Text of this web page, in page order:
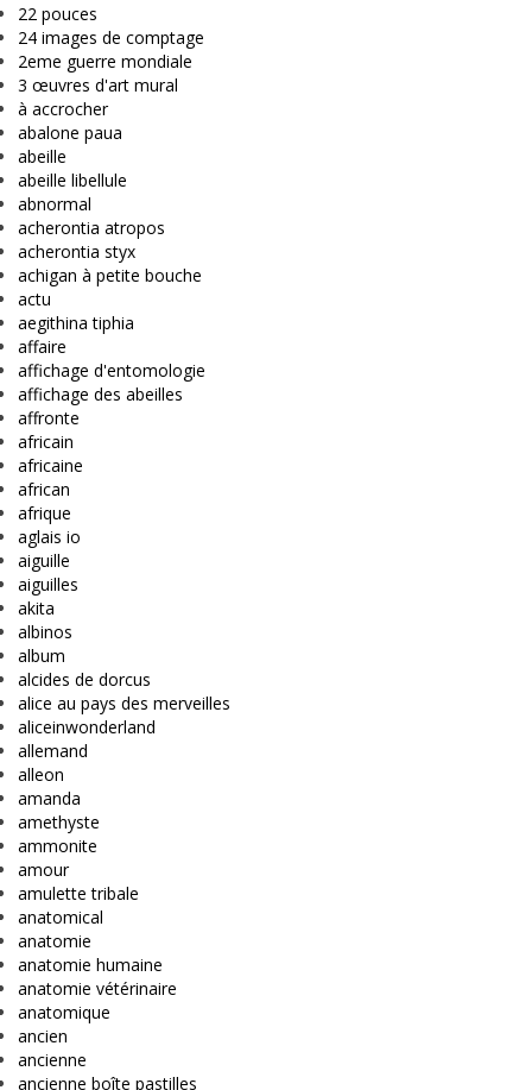
22 pouces
24 images de comptage
2eme guerre mondiale
3 œuvres d'art mural
à accrocher
abalone paua
abeille
abeille libellule
abnormal
acherontia atropos
acherontia styx
achigan à petite bouche
actu
aegithina tiphia
affaire
affichage d'entomologie
affichage des abeilles
affronte
africain
africaine
african
afrique
aglais io
aiguille
aiguilles
akita
albinos
album
alcides de dorcus
alice au pays des merveilles
aliceinwonderland
allemand
alleon
amanda
amethyste
ammonite
amour
amulette tribale
anatomical
anatomie
anatomie humaine
anatomie vétérinaire
anatomique
ancien
ancienne
ancienne boîte pastilles